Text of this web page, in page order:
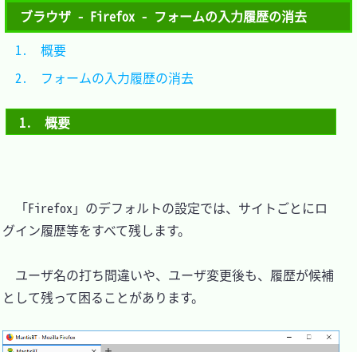
ブラウザ - Firefox - フォームの入力履歴の消去
1.　概要
「Firefox」のデフォルトの設定では、サイトごとにロ
グイン履歴等をすべて残します。
ユーザ名の打ち間違いや、ユーザ変更後も、履歴が候補
として残って困ることがあります。